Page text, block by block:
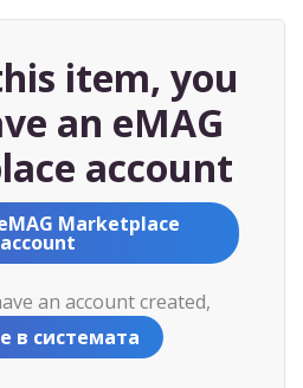
item, you
an eMAG
account
Marketplace
account
an account created,
в системата